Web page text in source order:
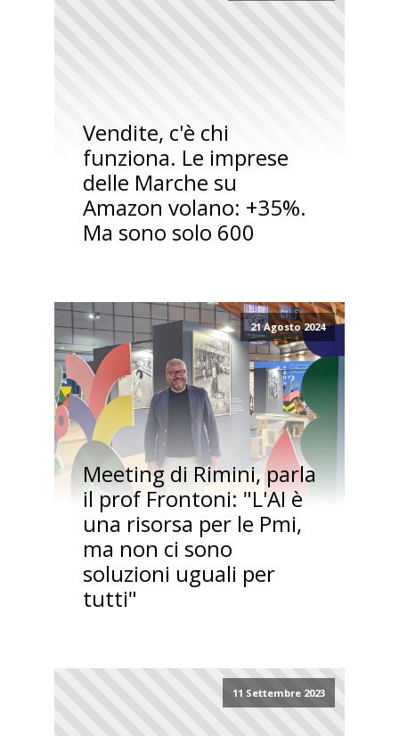
Vendite, c'è chi
funziona. Le imprese
delle Marche su
Amazon volano: +35%.
Ma sono solo 600
21 Agosto 2024
Meeting di Rimini, parla
il prof Frontoni: "L'AI è
una risorsa per le Pmi,
ma non ci sono
soluzioni uguali per
tutti"
11 Settembre 2023